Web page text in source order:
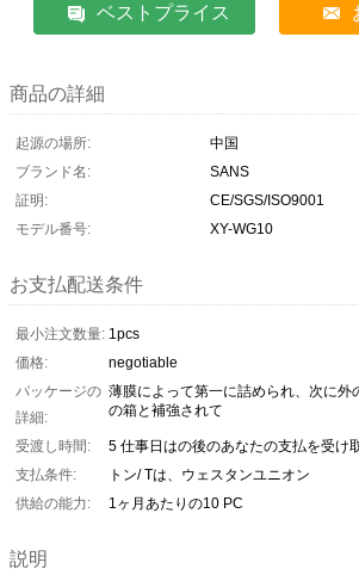
ベストプライス
商品の詳細
起源の場所:
中国
ブランド名:
SANS
証明:
CE/SGS/ISO9001
モデル番号:
XY-WG10
お支払配送条件
最小注文数量: 1pcs
価格:
negotiable
パッケージの
詳細:
薄膜によって第一に詰められ、次に外
の箱と補強されて
受渡し時間:
5 仕事日はの後のあなたの支払を受け
支払条件:
トン/ Tは、ウェスタンユニオン
供給の能力:
1ヶ月あたりの10 PC
説明